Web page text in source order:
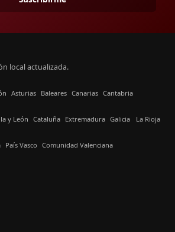
local actualizada.
Asturias Baleares Canarias Cantabria
y León Cataluña Extremadura Galicia La Rioja
País Vasco Comunidad Valenciana